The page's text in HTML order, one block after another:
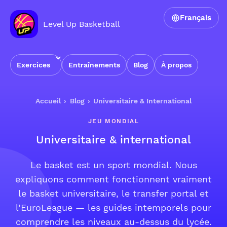
Level Up Basketball
Exercices Entraînements Blog À propos
Français
Accueil › Blog › Universitaire & International
JEU MONDIAL
Universitaire & international
Le basket est un sport mondial. Nous
expliquons comment fonctionnent vraiment
le basket universitaire, le transfer portal et
l’EuroLeague — les guides intemporels pour
comprendre les niveaux au-dessus du lycée.